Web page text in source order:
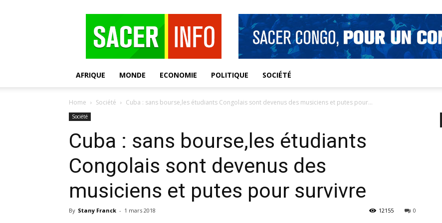
AFRIQUE MONDE ECONOMIE POLITIQUE SOCIÉTÉ
Home Société Cuba : sans bourse,les étudiants Congolais sont devenus des musiciens et putes pour...
Société
Cuba : sans bourse,les étudiants
Congolais sont devenus des
musiciens et putes pour survivre
By Stany Franck - 1 mars 2018 0
12155